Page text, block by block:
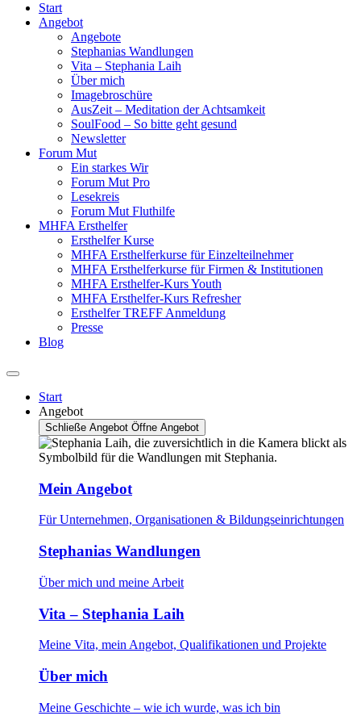
Start
Angebot
Angebote
Stephanias Wandlungen
Vita – Stephania Laih
Über mich
Imagebroschüre
AusZeit – Meditation der Achtsamkeit
SoulFood – So bitte geht gesund
Newsletter
Forum Mut
Ein starkes Wir
Forum Mut Pro
Lesekreis
Forum Mut Fluthilfe
MHFA Ersthelfer
Ersthelfer Kurse
MHFA Ersthelferkurse für Einzelteilnehmer
MHFA Ersthelferkurse für Firmen & Institutionen
MHFA Ersthelfer-Kurs Youth
MHFA Ersthelfer-Kurs Refresher
Ersthelfer TREFF Anmeldung
Presse
Blog
Start
Angebot
Schließe Angebot Öffne Angebot
Mein Angebot
Für Unternehmen, Organisationen & Bildungseinrichtungen
Stephanias Wandlungen
Über mich und meine Arbeit
Vita – Stephania Laih
Meine Vita, mein Angebot, Qualifikationen und Projekte
Über mich
Meine Geschichte – wie ich wurde, was ich bin